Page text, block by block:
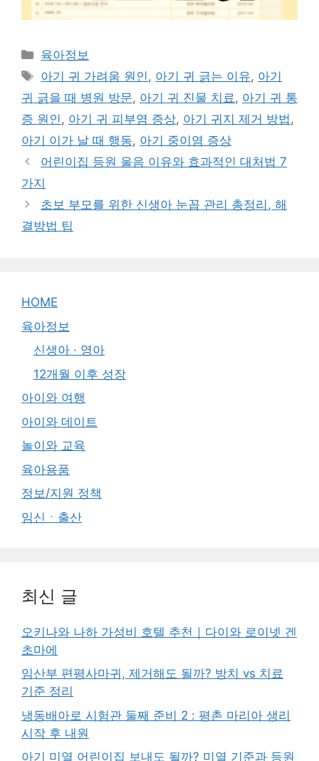
Categories
육아정보
Tags
아기 귀 가려움 원인, 아기 귀 긁는 이유, 아기
귀 긁을 때 병원 방문, 아기 귀 진물 치료, 아기 귀 통
증 원인, 아기 귀 피부염 증상, 아기 귀지 제거 방법,
아기 이가 날 때 행동, 아기 중이염 증상
어린이집 등원 울음 이유와 효과적인 대처법 7
가지
초보 부모를 위한 신생아 눈꼽 관리 총정리, 해
결방법 팁
HOME
육아정보
신생아 · 영아
12개월 이후 성장
아이와 여행
아이와 데이트
놀이와 교육
육아용품
정보/지원 정책
임신ㆍ출산
최신 글
오키나와 나하 가성비 호텔 추천｜다이와 로이넷 겐
초마에
임산부 편평사마귀, 제거해도 될까? 방치 vs 치료
기준 정리
냉동배아로 시험관 둘째 준비 2 : 평촌 마리아 생리
시작 후 내원
아기 미열 어린이집 보내도 될까? 미열 기준과 등원